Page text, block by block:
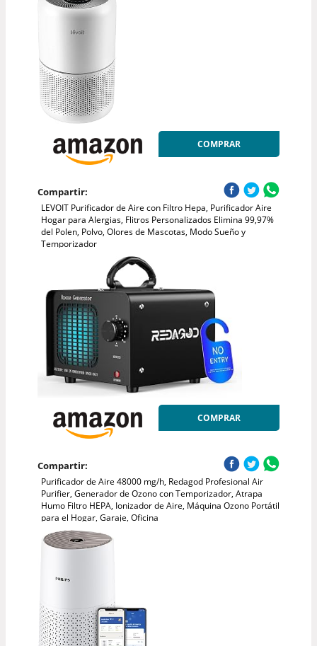
COMPRAR
Compartir:
LEVOIT Purificador de Aire con Filtro Hepa, Purificador Aire
Hogar para Alergias, Flitros Personalizados Elimina 99,97%
del Polen, Polvo, Olores de Mascotas, Modo Sueño y
Temporizador
COMPRAR
Compartir:
Purificador de Aire 48000 mg/h, Redagod Profesional Air
Purifier, Generador de Ozono con Temporizador, Atrapa
Humo Filtro HEPA, Ionizador de Aire, Máquina Ozono Portátil
para el Hogar, Garaje, Oficina